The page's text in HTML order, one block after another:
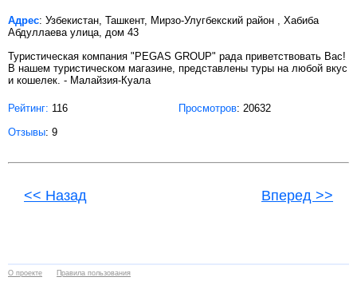
Адрес: Узбекистан, Ташкент, Мирзо-Улугбекский район , Хабиба
Абдуллаева улица, дом 43
Туристическая компания "PEGAS GROUP" рада приветствовать Вас!
В нашем туристическом магазине, представлены туры на любой вкус
и кошелек. - Малайзия-Куала
Рейтинг: 116 Просмотров: 20632
Отзывы: 9
<< Назад Вперед >>
О проекте Правила пользования